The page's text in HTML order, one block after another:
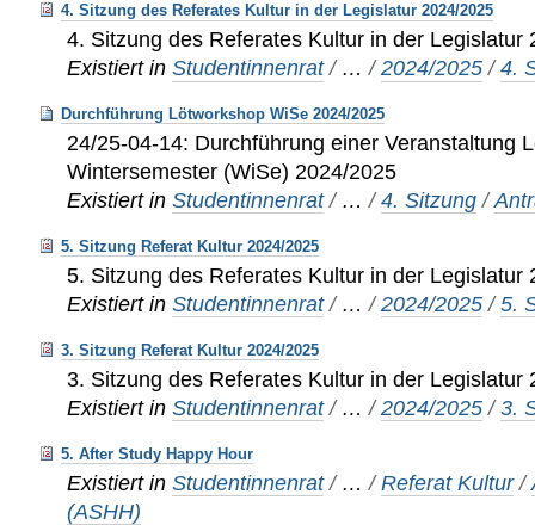
4. Sitzung des Referates Kultur in der Legislatur 2024/2025
4. Sitzung des Referates Kultur in der Legislatur
Existiert in Studentinnenrat / …/2024/2025 /4.
Durchführung Lötworkshop WiSe 2024/2025
24/25-04-14: Durchführung einer Veranstaltung
Wintersemester (WiSe) 2024/2025
Existiert in Studentinnenrat / …/4. Sitzung /
5. Sitzung Referat Kultur 2024/2025
5. Sitzung des Referates Kultur in der Legislatur
Existiert in Studentinnenrat / …/2024/2025 /5.
3. Sitzung Referat Kultur 2024/2025
3. Sitzung des Referates Kultur in der Legislatur
Existiert in Studentinnenrat / …/2024/2025 /3.
5. After Study Happy Hour
Existiert in Studentinnenrat / …/Referat Kultur /
(ASHH)